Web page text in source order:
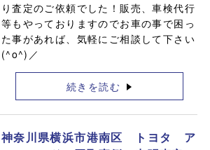
り査定のご依頼でした！販売、車検代行
等もやっておりますのでお車の事で困っ
た事があれば、気軽にご相談して下さい
(^o^)／
続きを読む
神奈川県横浜市港南区 トヨタ ア